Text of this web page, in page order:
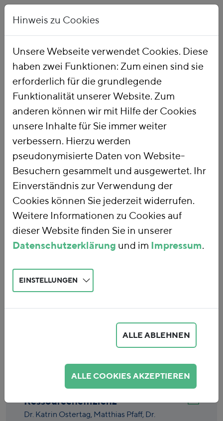
Startseite Publikationen
PUBLIKATIONSSUCHE
Politikinstrumente zur
Steigerung der
Ressourceneffizienz
Dr. Katrin Ostertag, Matthias Pfaff, Dr.
Hinweis zu Cookies
Unsere Webseite verwendet Cookies. Diese
haben zwei Funktionen: Zum einen sind sie
erforderlich für die grundlegende
Funktionalität unserer Website. Zum
anderen können wir mit Hilfe der Cookies
unsere Inhalte für Sie immer weiter
verbessern. Hierzu werden
pseudonymisierte Daten von Website-
Besuchern gesammelt und ausgewertet. Ihr
Einverständnis zur Verwendung der
Cookies können Sie jederzeit widerrufen.
Weitere Informationen zu Cookies auf
dieser Website finden Sie in unserer
Datenschutzerklärung und im Impressum.
EINSTELLUNGEN
ALLE ABLEHNEN
ALLE COOKIES AKZEPTIEREN